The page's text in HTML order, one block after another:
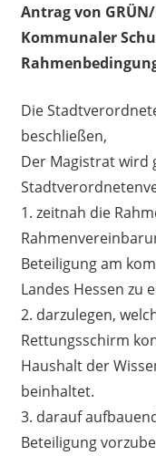
Antrag von GRÜN/
Kommunaler
Die
beschließen,
Der Magistrat wird
1. zeitnah die
Beteiligung am
Landes Hessen zu
2. darzulegen,
Rettungsschirm
Haushalt der
beinhaltet.
3. darauf
Beteiligung